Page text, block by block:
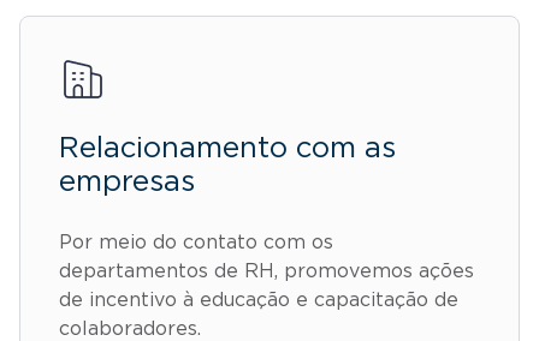
Relacionamento com as
empresas
Por meio do contato com os
departamentos de RH, promovemos ações
de incentivo à educação e capacitação de
colaboradores.